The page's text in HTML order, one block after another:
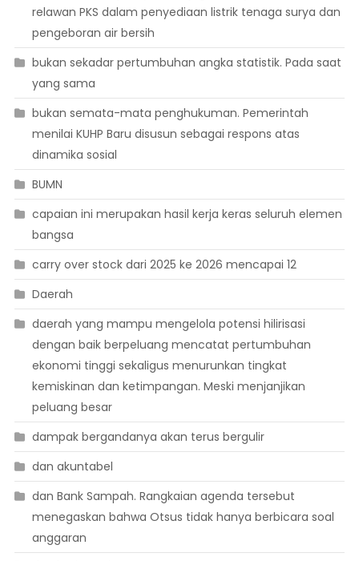
relawan PKS dalam penyediaan listrik tenaga surya dan
pengeboran air bersih
bukan sekadar pertumbuhan angka statistik. Pada saat
yang sama
bukan semata-mata penghukuman. Pemerintah
menilai KUHP Baru disusun sebagai respons atas
dinamika sosial
BUMN
capaian ini merupakan hasil kerja keras seluruh elemen
bangsa
carry over stock dari 2025 ke 2026 mencapai 12
Daerah
daerah yang mampu mengelola potensi hilirisasi
dengan baik berpeluang mencatat pertumbuhan
ekonomi tinggi sekaligus menurunkan tingkat
kemiskinan dan ketimpangan. Meski menjanjikan
peluang besar
dampak bergandanya akan terus bergulir
dan akuntabel
dan Bank Sampah. Rangkaian agenda tersebut
menegaskan bahwa Otsus tidak hanya berbicara soal
anggaran